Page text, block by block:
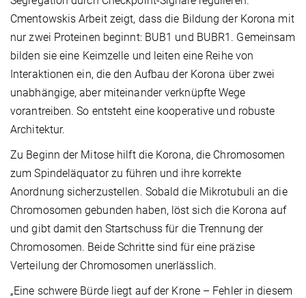
Cmentowskis Arbeit zeigt, dass die Bildung der Korona mit
nur zwei Proteinen beginnt: BUB1 und BUBR1. Gemeinsam
bilden sie eine Keimzelle und leiten eine Reihe von
Interaktionen ein, die den Aufbau der Korona über zwei
unabhängige, aber miteinander verknüpfte Wege
vorantreiben. So entsteht eine kooperative und robuste
Architektur.
Zu Beginn der Mitose hilft die Korona, die Chromosomen
zum Spindeläquator zu führen und ihre korrekte
Anordnung sicherzustellen. Sobald die Mikrotubuli an die
Chromosomen gebunden haben, löst sich die Korona auf
und gibt damit den Startschuss für die Trennung der
Chromosomen. Beide Schritte sind für eine präzise
Verteilung der Chromosomen unerlässlich.
„Eine schwere Bürde liegt auf der Krone – Fehler in diesem